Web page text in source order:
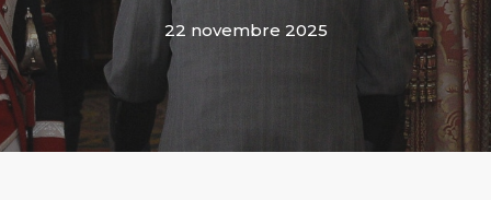
22 novembre 2025